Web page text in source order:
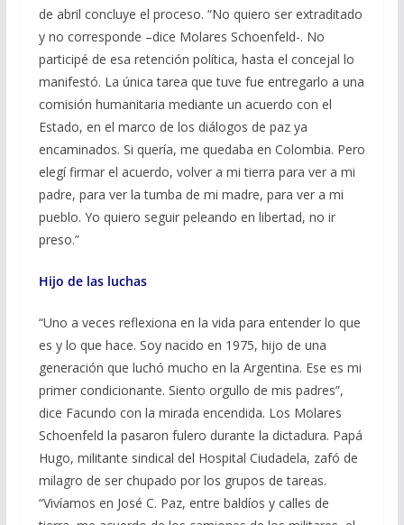
de abril concluye el proceso. “No quiero ser extraditado
y no corresponde –dice Molares Schoenfeld-. No
participé de esa retención política, hasta el concejal lo
manifestó. La única tarea que tuve fue entregarlo a una
comisión humanitaria mediante un acuerdo con el
Estado, en el marco de los diálogos de paz ya
encaminados. Si quería, me quedaba en Colombia. Pero
elegí firmar el acuerdo, volver a mi tierra para ver a mi
padre, para ver la tumba de mi madre, para ver a mi
pueblo. Yo quiero seguir peleando en libertad, no ir
preso.”
Hijo de las luchas
“Uno a veces reflexiona en la vida para entender lo que
es y lo que hace. Soy nacido en 1975, hijo de una
generación que luchó mucho en la Argentina. Ese es mi
primer condicionante. Siento orgullo de mis padres”,
dice Facundo con la mirada encendida. Los Molares
Schoenfeld la pasaron fulero durante la dictadura. Papá
Hugo, militante sindical del Hospital Ciudadela, zafó de
milagro de ser chupado por los grupos de tareas.
“Vivíamos en José C. Paz, entre baldíos y calles de